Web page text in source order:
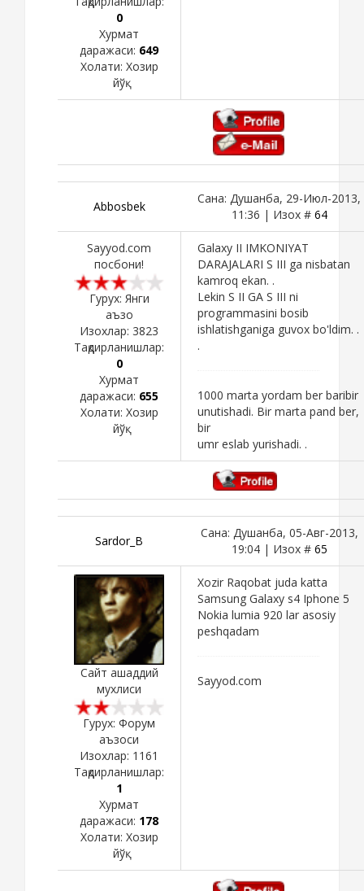
0
Хурмат
даражаси: 649
Холати: Хозир
йўқ
Abbosbek
Сана: Душанба, 29-Июл-2013,
11:36 | Изох # 64
Sayyod.com
посбони!
Гурух: Янги
аъзо
Изохлар: 3823
Тақдирланишлар:
0
Хурмат
даражаси: 655
Холати: Хозир
йўқ
Galaxy II IMKONIYAT
DARAJALARI S III ga nisbatan
kamroq ekan. .
Lekin S II GA S III ni
programmasini bosib
ishlatishganiga guvox bo'ldim. .
.
1000 marta yordam ber baribir
unutishadi. Bir marta pand ber,
bir
umr eslab yurishadi. .
Sardor_B
Сана: Душанба, 05-Авг-2013,
19:04 | Изох # 65
Сайт ашаддий
мухлиси
Гурух: Форум
аъзоси
Изохлар: 1161
Тақдирланишлар:
1
Хурмат
даражаси: 178
Холати: Хозир
йўқ
Xozir Raqobat juda katta
Samsung Galaxy s4 Iphone 5
Nokia lumia 920 lar asosiy
peshqadam
Sayyod.com